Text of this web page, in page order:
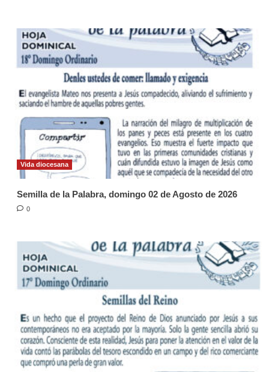
Vida diocesana
Semilla de la Palabra, domingo 02 de Agosto de 2026
0